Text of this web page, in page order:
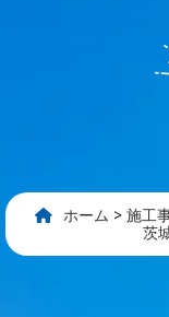
ホーム > 施工
茨